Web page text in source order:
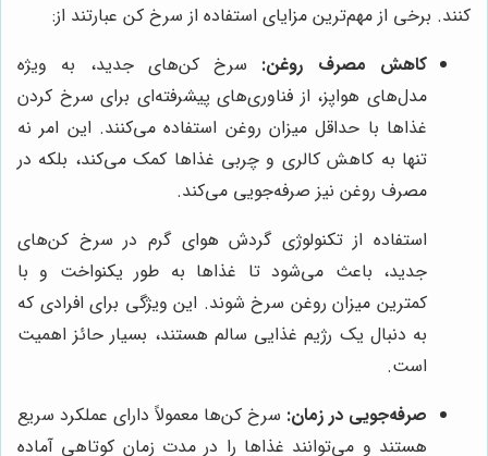
کنند. برخی از مهم‌ترین مزایای استفاده از سرخ کن عبارتند از:
کاهش مصرف روغن: سرخ کن‌های جدید، به ویژه
مدل‌های هواپز، از فناوری‌های پیشرفته‌ای برای سرخ کردن
غذاها با حداقل میزان روغن استفاده می‌کنند. این امر نه
تنها به کاهش کالری و چربی غذاها کمک می‌کند، بلکه در
مصرف روغن نیز صرفه‌جویی می‌کند.
استفاده از تکنولوژی گردش هوای گرم در سرخ کن‌های
جدید، باعث می‌شود تا غذاها به طور یکنواخت و با
کمترین میزان روغن سرخ شوند. این ویژگی برای افرادی که
به دنبال یک رژیم غذایی سالم هستند، بسیار حائز اهمیت
است.
صرفه‌جویی در زمان: سرخ کن‌ها معمولاً دارای عملکرد سریع
هستند و می‌توانند غذاها را در مدت زمان کوتاهی آماده